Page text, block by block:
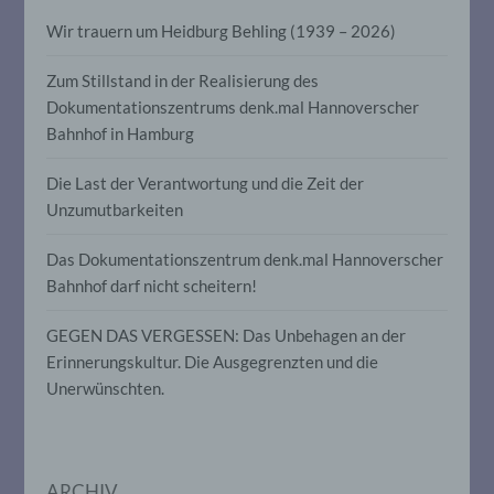
Wir trauern um Heidburg Behling (1939 – 2026)
Zum Stillstand in der Realisierung des
Dokumentationszentrums denk.mal Hannoverscher
Bahnhof in Hamburg
Die Last der Verantwortung und die Zeit der
Unzumutbarkeiten
Das Dokumentationszentrum denk.mal Hannoverscher
Bahnhof darf nicht scheitern!
GEGEN DAS VERGESSEN: Das Unbehagen an der
Erinnerungskultur. Die Ausgegrenzten und die
Unerwünschten.
Vorgang oder jede solche Vorgangsreihe
personenbezogenen Daten wie das
Erheben, das Erfassen, die Organisation,
das Ordnen, die Speicherung, die
Anpassung oder Veränderung, das
Verbreitung oder eine andere Form der
Bereitstellung, den Abgleich oder die
Löschen oder die Vernichtung.
Einschränkung der Verarbeitung ist die
Markierung gespeicherter